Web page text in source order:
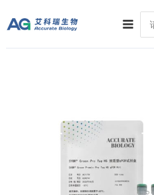
容
Main
Menu
for: